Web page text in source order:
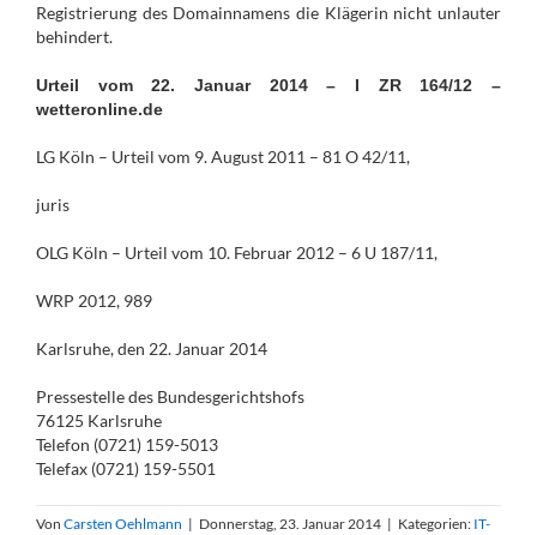
Registrierung des Domainnamens die Klägerin nicht unlauter
behindert.
Urteil vom 22. Januar 2014 – I ZR 164/12 –
wetteronline.de
LG Köln – Urteil vom 9. August 2011 – 81 O 42/11,
juris
OLG Köln – Urteil vom 10. Februar 2012 – 6 U 187/11,
WRP 2012, 989
Karlsruhe, den 22. Januar 2014
Pressestelle des Bundesgerichtshofs
76125 Karlsruhe
Telefon (0721) 159-5013
Telefax (0721) 159-5501
Von Carsten Oehlmann | Donnerstag, 23. Januar 2014 | Kategorien: IT-